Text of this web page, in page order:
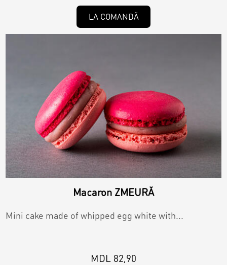
LA COMANDĂ
Macaron ZMEURĂ
Mini cake made of whipped egg white with...
MDL 82,90